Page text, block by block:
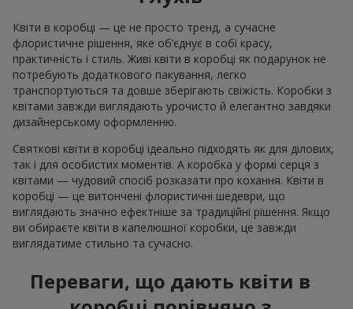
Квіти в коробці — це не просто тренд, а сучасне
флористичне рішення, яке об’єднує в собі красу,
практичність і стиль. Живі квіти в коробці як подарунок не
потребують додаткового пакування, легко
транспортуються та довше зберігають свіжість. Коробки з
квітами завжди виглядають урочисто й елегантно завдяки
дизайнерському оформленню.
Святкові квіти в коробці ідеально підходять як для ділових,
так і для особистих моментів. А коробка у формі серця з
квітами — чудовий спосіб розказати про кохання. Квіти в
коробці — це витончені флористичні шедеври, що
виглядають значно ефектніше за традиційні рішення. Якщо
ви обираєте квіти в капелюшної коробки, це завжди
виглядатиме стильно та сучасно.
Переваги, що дають квіти в